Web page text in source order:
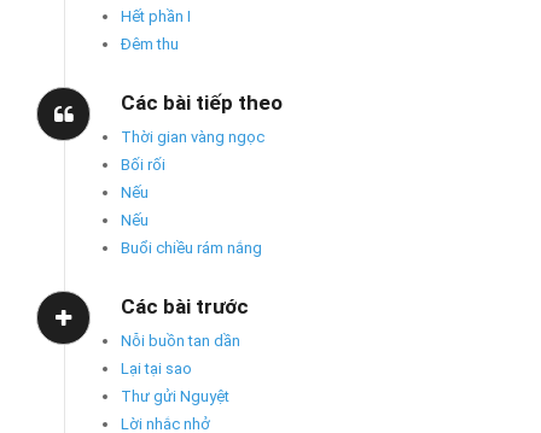
Hết phần I
Đêm thu
Các bài tiếp theo
Thời gian vàng ngọc
Bối rối
Nếu
Nếu
Buổi chiều rám nắng
Các bài trước
Nỗi buồn tan dần
Lại tại sao
Thư gửi Nguyệt
Lời nhắc nhở